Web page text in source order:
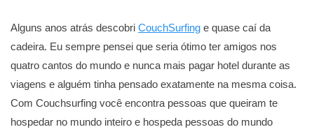
Alguns anos atrás descobri CouchSurfing e quase caí da
cadeira. Eu sempre pensei que seria ótimo ter amigos nos
quatro cantos do mundo e nunca mais pagar hotel durante as
viagens e alguém tinha pensado exatamente na mesma coisa.
Com Couchsurfing você encontra pessoas que queiram te
hospedar no mundo inteiro e hospeda pessoas do mundo